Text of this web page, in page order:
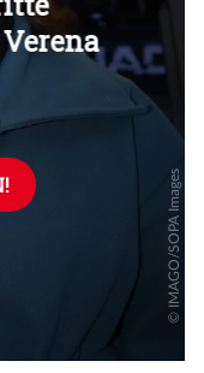
Überspringen